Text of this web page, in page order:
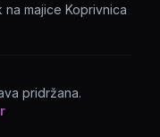
na majice Koprivnica
pridržana.